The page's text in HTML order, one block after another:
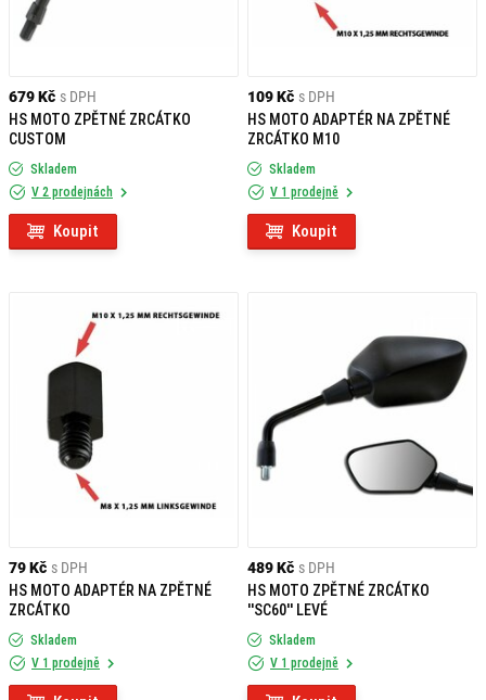
679 Kč s DPH
HS MOTO ZPĚTNÉ ZRCÁTKO
CUSTOM
Skladem
V 2 prodejnách
Koupit
109 Kč s DPH
HS MOTO ADAPTÉR NA ZPĚTNÉ
ZRCÁTKO M10
Skladem
V 1 prodejně
Koupit
79 Kč s DPH
HS MOTO ADAPTÉR NA ZPĚTNÉ
ZRCÁTKO
Skladem
V 1 prodejně
489 Kč s DPH
HS MOTO ZPĚTNÉ ZRCÁTKO
''SC60'' LEVÉ
Skladem
V 1 prodejně